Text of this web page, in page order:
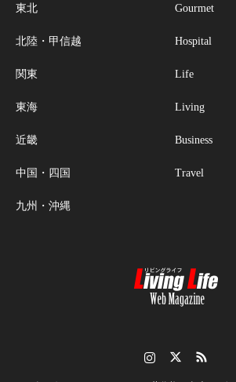
東北
北陸・甲信越
関東
東海
近畿
中国・四国
九州・沖縄
Gourmet
Hospital
Life
Living
Business
Travel